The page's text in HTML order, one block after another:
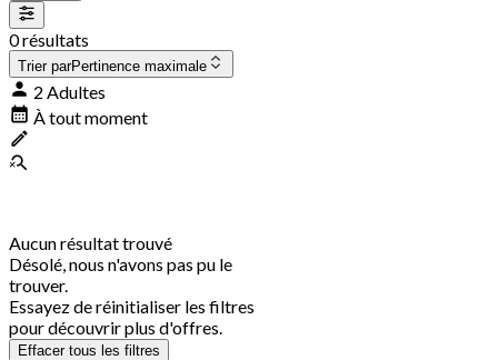
0 résultats
Trier parPertinence maximale
2 Adultes
À tout moment
Aucun résultat trouvé
Désolé, nous n'avons pas pu le
trouver.
Essayez de réinitialiser les filtres
pour découvrir plus d'offres.
Effacer tous les filtres